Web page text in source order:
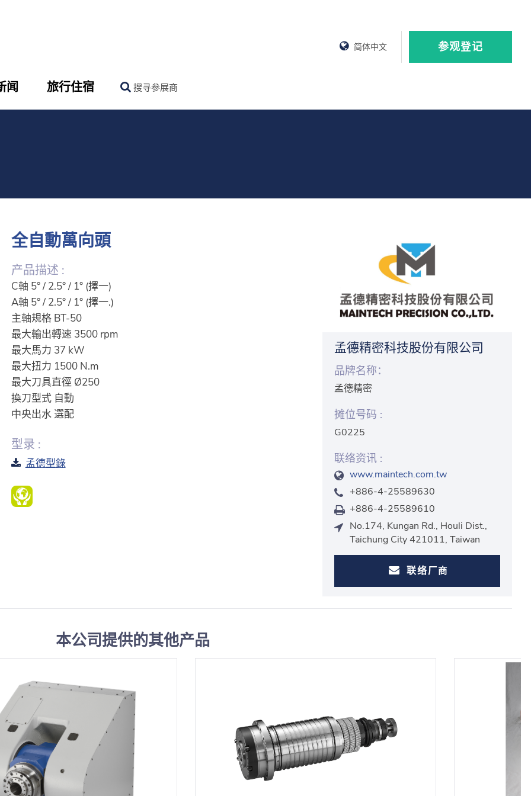
简体中文 参观登记
闻 旅行住宿 搜寻参展商
全自動萬向頭
产品描述 :
C軸 5° / 2.5° / 1° (擇一)
A軸 5° / 2.5° / 1° (擇一.)
主軸規格 BT-50
最大輸出轉速 3500 rpm
最大馬力 37 kW
最大扭力 1500 N.m
最大刀具直徑 Ø250
換刀型式 自動
中央出水 選配
型录 :
孟德型錄
孟德精密科技股份有限公司
品牌名称：
孟德精密
摊位号码 :
G0225
联络资讯 :
www.maintech.com.tw
+886-4-25589630
+886-4-25589610
No.174, Kungan Rd., Houli Dist.,
Taichung City 421011, Taiwan
联络厂商
本公司提供的其他产品